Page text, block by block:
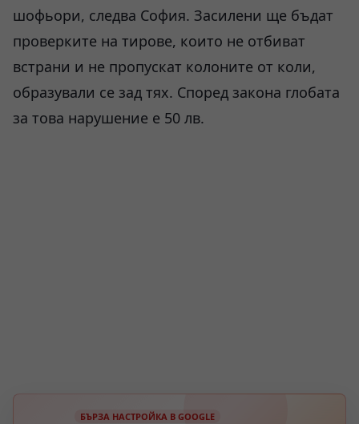
шофьори, следва София. Засилени ще бъдат
проверките на тирове, които не отбиват
встрани и не пропускат колоните от коли,
образували се зад тях. Според закона глобата
за това нарушение е 50 лв.
БЪРЗА НАСТРОЙКА В GOOGLE